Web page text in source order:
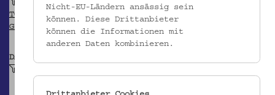
TGN
GEONAMES
DATIERUNG
Nicht-EU-Ländern ansässig sein
können. Diese Drittanbieter
können die Informationen mit
anderen Daten kombinieren.